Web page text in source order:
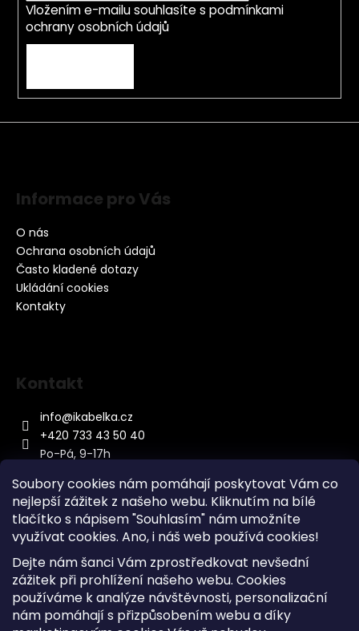
Soubory cookies nám pomáhají poskytovat Vám co
nejlepší zážitek z našeho webu. Kliknutím na bílé
tlačítko s nápisem "Souhlasím" nám umožníte
využívat cookies. Ano, i náš web používá cookies!
Dejte nám šanci Vám zprostředkovat nevšední
zážitek při prohlížení našeho webu. Cookies
používáme k analýze návštěvnosti, personalizační
nám pomáhají s přizpůsobením webu a díky
Vložením e-mailu souhlasíte s podmínkami
ochrany osobních údajů
Informace pro Vás
O nás
Ochrana osobních údajů
Často kladené dotazy
Ukládání cookies
Kontakty
Kontakt
info@ikabelka.cz
+420 733 43 50 40
Po-Pá, 9-17h
Kontakt
Sitemap
Doprava a Platba
Reklamace Zboží